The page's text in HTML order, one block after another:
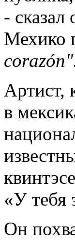
-
Мехико
Артист,
в
«У тебя
Он